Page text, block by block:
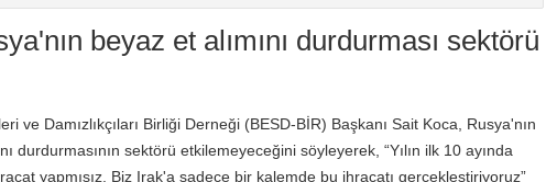
beyaz et alımını durdurması sektörü
ve Damızlıkçıları Birliği Derneği (BESD-BİR) Başkanı Sait Koca, Rusya'nın
durdurmasının sektörü etkilemeyeceğini söyleyerek, “Yılın ilk 10 ayında
yapmışız. Biz Irak'a sadece bir kalemde bu ihracatı gerçekleştiriyoruz”